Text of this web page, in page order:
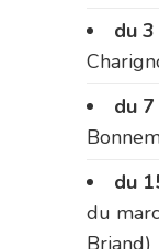
du
du
du
du
Briand)